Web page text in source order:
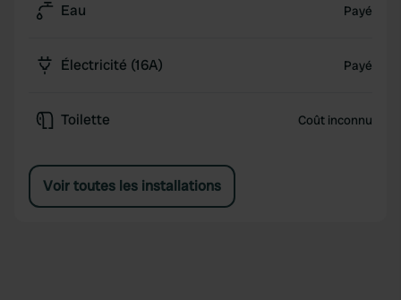
Eau Payé
Électricité (16A) Payé
Toilette Coût inconnu
Voir toutes les installations